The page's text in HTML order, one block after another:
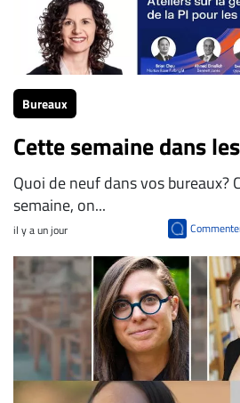
Bureaux
Cette semaine dans
Quoi de neuf dans vos bureaux?
semaine, on...
il y a un jour